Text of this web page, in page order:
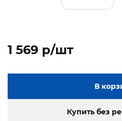
1 569 p/шт
В
Купить без